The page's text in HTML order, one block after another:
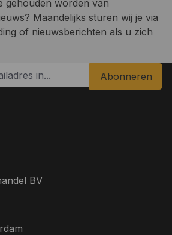
gehouden worden van
Maandelijks sturen wij je via
of nieuwsberichten als u zich
Abonneren
BV